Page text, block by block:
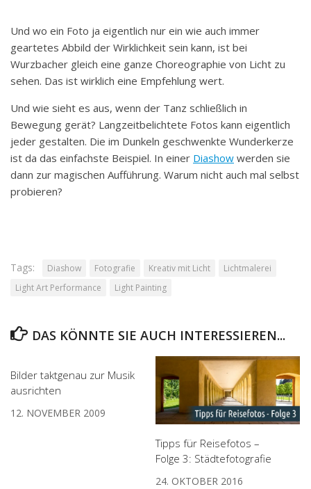
Und wo ein Foto ja eigentlich nur ein wie auch immer
geartetes Abbild der Wirklichkeit sein kann, ist bei
Wurzbacher gleich eine ganze Choreographie von Licht zu
sehen. Das ist wirklich eine Empfehlung wert.
Und wie sieht es aus, wenn der Tanz schließlich in
Bewegung gerät? Langzeitbelichtete Fotos kann eigentlich
jeder gestalten. Die im Dunkeln geschwenkte Wunderkerze
ist da das einfachste Beispiel. In einer Diashow werden sie
dann zur magischen Aufführung. Warum nicht auch mal selbst
probieren?
Tags: Diashow Fotografie Kreativ mit Licht
Lichtmalerei
Light Art Performance
Light Painting
DAS KÖNNTE SIE AUCH INTERESSIEREN...
Bilder taktgenau zur Musik
ausrichten
12. NOVEMBER 2009
Tipps für Reisefotos –
Folge 3: Städtefotografie
24. OKTOBER 2016